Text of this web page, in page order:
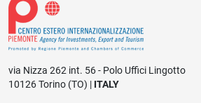
via Nizza 262 int. 56 - Polo Uffici Lingotto
10126 Torino (TO) | ITALY